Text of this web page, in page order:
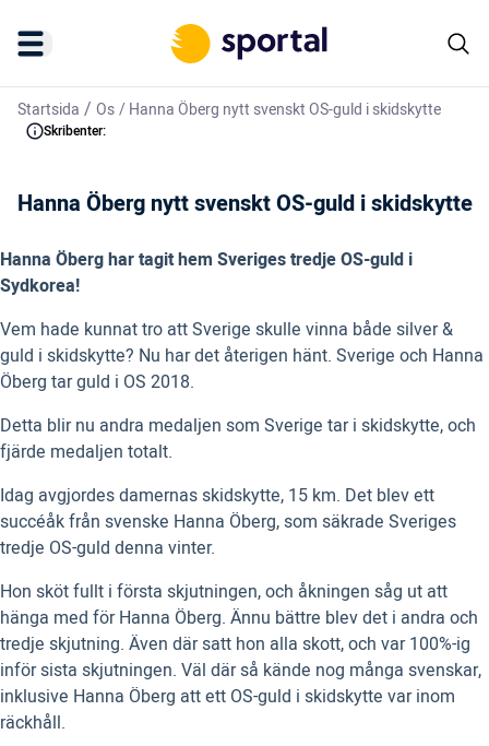
Startsida / Os/Hanna Öberg nytt svenskt OS-guld i skidskytte
Skribenter:
Hanna Öberg nytt svenskt OS-guld i skidskytte
Hanna Öberg har tagit hem Sveriges tredje OS-guld i
Sydkorea!
Vem hade kunnat tro att Sverige skulle vinna både silver &
guld i skidskytte? Nu har det återigen hänt. Sverige och Hanna
Öberg tar guld i OS 2018.
Detta blir nu andra medaljen som Sverige tar i skidskytte, och
fjärde medaljen totalt.
Idag avgjordes damernas skidskytte, 15 km. Det blev ett
succéåk från svenske Hanna Öberg, som säkrade Sveriges
tredje OS-guld denna vinter.
Hon sköt fullt i första skjutningen, och åkningen såg ut att
hänga med för Hanna Öberg. Ännu bättre blev det i andra och
tredje skjutning. Även där satt hon alla skott, och var 100%-ig
inför sista skjutningen. Väl där så kände nog många svenskar,
inklusive Hanna Öberg att ett OS-guld i skidskytte var inom
räckhåll.